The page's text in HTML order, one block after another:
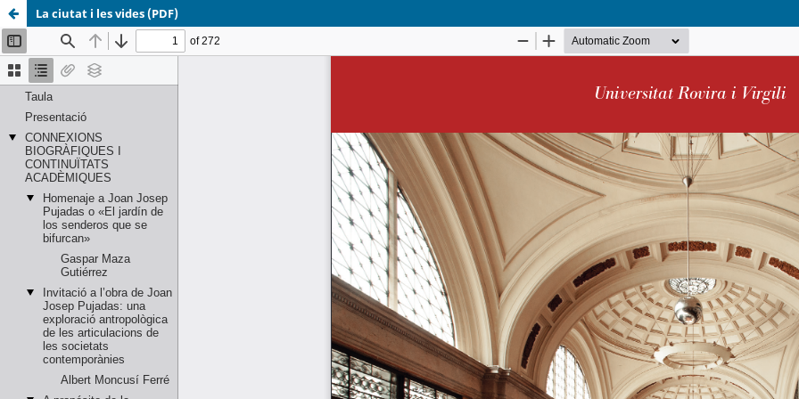
La ciutat i les vides (PDF)